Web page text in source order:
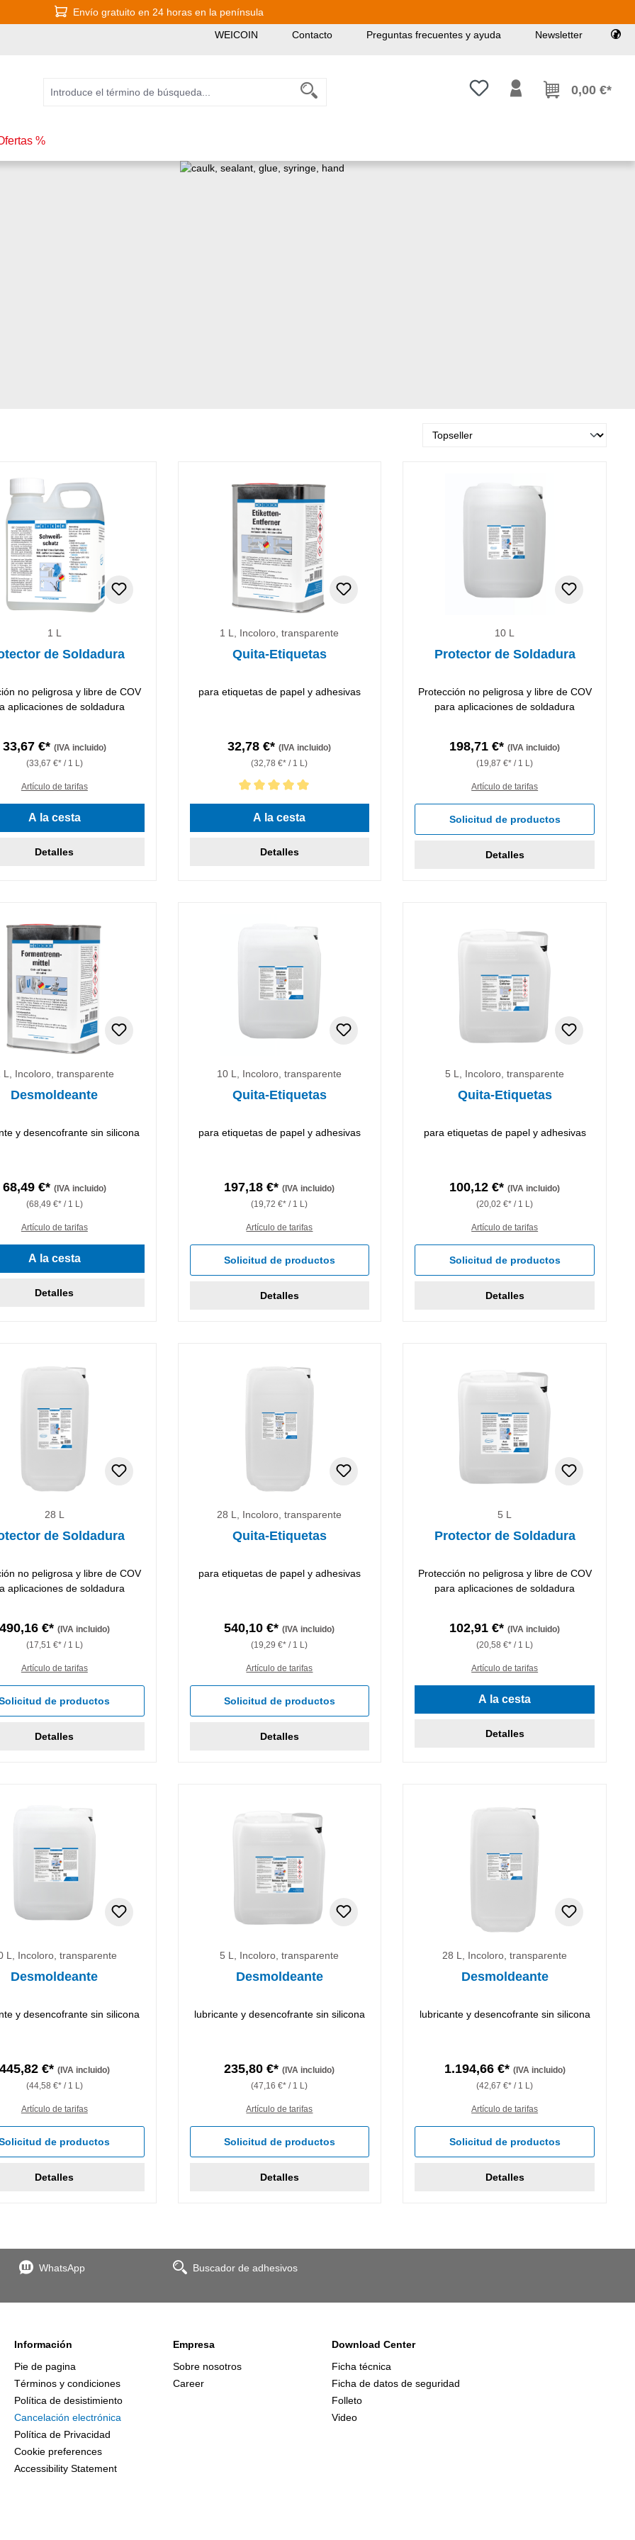
Envío gratuito en 24 horas en la península
WEICOIN Contacto Preguntas frecuentes y ayuda Newsletter
Tienes 0 artículos en tu lista de
0,00 €*
%
1 L
de Soldadura
no peligrosa y libre de COV
aplicaciones de soldadura
33,67 €* (IVA incluido)
(33,67 €* / 1 L)
Artículo de tarifas
A la cesta
Detalles
1 L, Incoloro, transparente
Quita-Etiquetas
para etiquetas de papel y adhesivas
32,78 €*(IVA incluido)
(32,78 €* / 1 L)
Calificación promedio de 5 de 5 estrellas
A la cesta
Detalles
10 L
Protector de Soldadura
Protección no peligrosa y libre de COV
para aplicaciones de soldadura
198,71 €*(IVA incluido)
(19,87 €* / 1 L)
Artículo de tarifas
Solicitud de productos
Detalles
L, Incoloro, transparente
Desmoldeante
y desencofrante sin silicona
68,49 €* (IVA incluido)
(68,49 €* / 1 L)
Artículo de tarifas
A la cesta
Detalles
10 L, Incoloro, transparente
Quita-Etiquetas
para etiquetas de papel y adhesivas
197,18 €*(IVA incluido)
(19,72 €* / 1 L)
Artículo de tarifas
Solicitud de productos
Detalles
5 L, Incoloro, transparente
Quita-Etiquetas
para etiquetas de papel y adhesivas
100,12 €*(IVA incluido)
(20,02 €* / 1 L)
Artículo de tarifas
Solicitud de productos
Detalles
28 L
de Soldadura
no peligrosa y libre de COV
aplicaciones de soldadura
€* (IVA incluido)
(17,51 €* / 1 L)
Artículo de tarifas
de productos
Detalles
28 L, Incoloro, transparente
Quita-Etiquetas
para etiquetas de papel y adhesivas
540,10 €*(IVA incluido)
(19,29 €* / 1 L)
Artículo de tarifas
Solicitud de productos
Detalles
5 L
Protector de Soldadura
Protección no peligrosa y libre de COV
para aplicaciones de soldadura
102,91 €*(IVA incluido)
(20,58 €* / 1 L)
Artículo de tarifas
A la cesta
Detalles
L, Incoloro, transparente
Desmoldeante
y desencofrante sin silicona
€* (IVA incluido)
(44,58 €* / 1 L)
Artículo de tarifas
de productos
Detalles
5 L, Incoloro, transparente
Desmoldeante
lubricante y desencofrante sin silicona
235,80 €*(IVA incluido)
(47,16 €* / 1 L)
Artículo de tarifas
Solicitud de productos
Detalles
28 L, Incoloro, transparente
Desmoldeante
lubricante y desencofrante sin silicona
1.194,66 €* (IVA incluido)
(42,67 €* / 1 L)
Artículo de tarifas
Solicitud de productos
Detalles
WhatsApp Buscador de adhesivos
Información
Pie de pagina
Términos y condiciones
Política de desistimiento
Cancelación electrónica
Política de Privacidad
Cookie preferences
Accessibility Statement
Empresa
Sobre nosotros
Career
Download Center
Ficha técnica
Ficha de datos de seguridad
Folleto
Video